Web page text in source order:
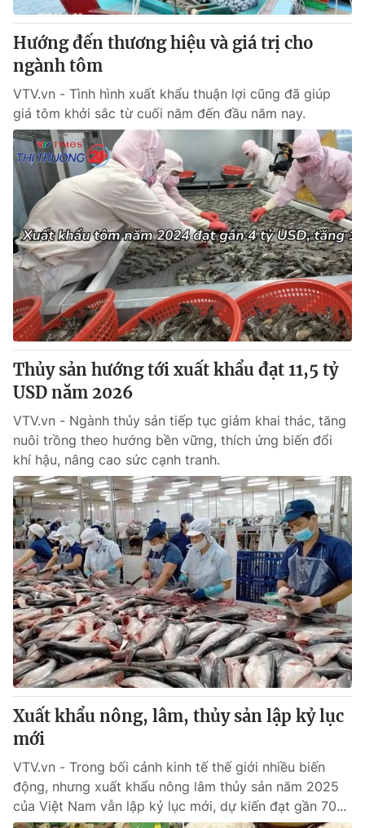
Hướng đến thương hiệu và giá trị cho
ngành tôm
VTV.vn - Tình hình xuất khẩu thuận lợi cũng đã giúp
giá tôm khởi sắc từ cuối năm đến đầu năm nay.
Thủy sản hướng tới xuất khẩu đạt 11,5 tỷ
USD năm 2026
VTV.vn - Ngành thủy sản tiếp tục giảm khai thác, tăng
nuôi trồng theo hướng bền vững, thích ứng biến đổi
khí hậu, nâng cao sức cạnh tranh.
Xuất khẩu nông, lâm, thủy sản lập kỷ lục
mới
VTV.vn - Trong bối cảnh kinh tế thế giới nhiều biến
động, nhưng xuất khẩu nông lâm thủy sản năm 2025
của Việt Nam vẫn lập kỷ lục mới, dự kiến đạt gần 70...